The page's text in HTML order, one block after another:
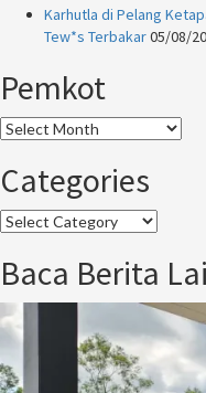
Karhutla di Pelang
Tew*s Terbakar05/08/
Pemkot
Pemkot
Categories
Categories
Baca Berita